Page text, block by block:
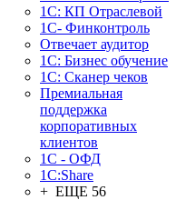
1С: КП Отраслевой
1С- Финконтроль
Отвечает аудитор
1С: Бизнес обучение
1С: Сканер чеков
Премиальная
поддержка
корпоративных
клиентов
1С - ОФД
1С:Share
+ ЕЩЕ 56